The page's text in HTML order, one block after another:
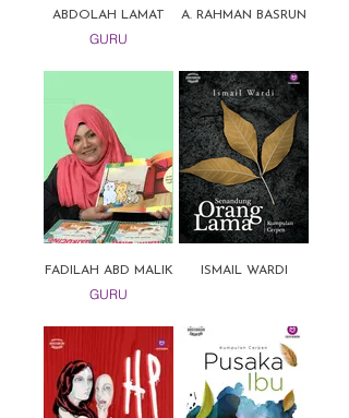
ABDOLAH LAMAT
GURU
A. RAHMAN BASRUN
FADILAH ABD MALIK
GURU
ISMAIL WARDI